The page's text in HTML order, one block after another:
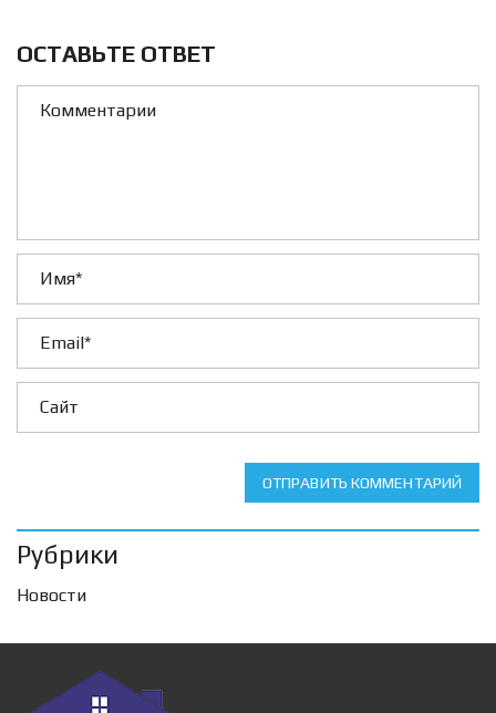
ОСТАВЬТЕ ОТВЕТ
ОТПРАВИТЬ КОММЕНТАРИЙ
Рубрики
Новости